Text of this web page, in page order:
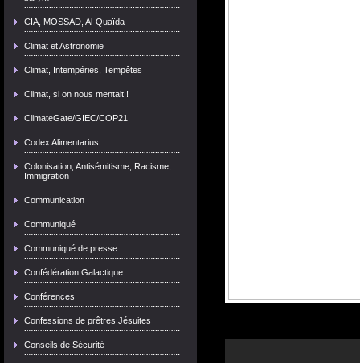
CIA, MOSSAD, Al-Quaïda
Climat et Astronomie
Climat, Intempéries, Tempêtes
Climat, si on nous mentait !
ClimateGate/GIEC/COP21
Codex Alimentarius
Colonisation, Antisémitisme, Racisme,
Immigration
Communication
Communiqué
Communiqué de presse
Confédération Galactique
Conférences
Confessions de prêtres Jésuites
Conseils de Sécurité